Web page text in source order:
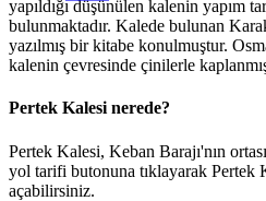
yapıldığı düşünülen kalenin yapım
bulunmaktadır. Kalede bulunan
yazılmış bir kitabe konulmuştur.
kalenin çevresinde çinilerle
Pertek Kalesi nerede?
Pertek Kalesi, Keban Barajı'nın
yol tarifi butonuna tıklayarak Pertek
açabilirsiniz.